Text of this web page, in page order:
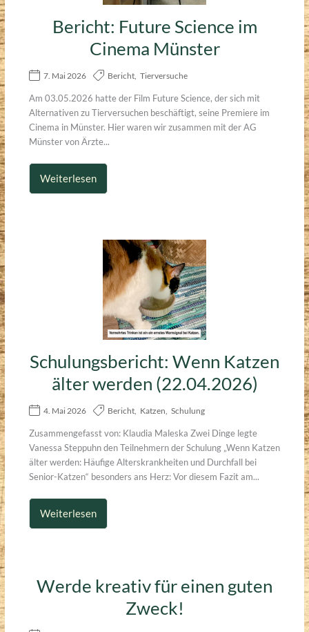
Bericht: Future Science im
Cinema Münster
7. Mai 2026 Bericht, Tierversuche
Am 03.05.2026 hatte der Film Future Science, der sich mit
Alternativen zu Tierversuchen beschäftigt, seine Premiere im
Cinema in Münster. Hier waren wir zusammen mit der AG
Münster von Ärzte...
Weiterlesen
Schulungsbericht: Wenn Katzen
älter werden (22.04.2026)
4. Mai 2026 Bericht, Katzen, Schulung
Zusammengefasst von: Klaudia Maleska Zwei Dinge legte
Vanessa Steppuhn den Teilnehmern der Schulung „Wenn Katzen
älter werden: Häufige Alterskrankheiten und Durchfall bei
Senior-Katzen“ besonders ans Herz: Vor diesem Fazit am...
Weiterlesen
Werde kreativ für einen guten
Zweck!